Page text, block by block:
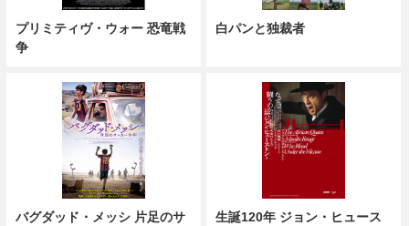
プリミティヴ・ウォー 恐竜戦
争
白パンと独裁者
バグダッド・メッシ 片足のサ
生誕120年 ジョン・ヒュース